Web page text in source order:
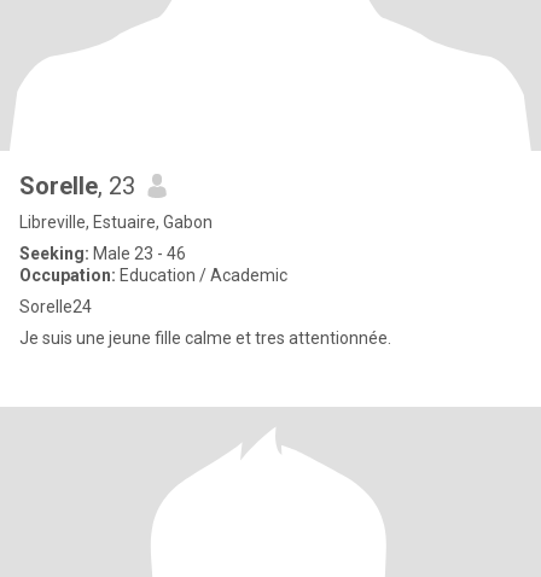
Sorelle, 23
Libreville, Estuaire, Gabon
Seeking: Male 23 - 46
Occupation: Education / Academic
Sorelle24
Je suis une jeune fille calme et tres attentionnée.